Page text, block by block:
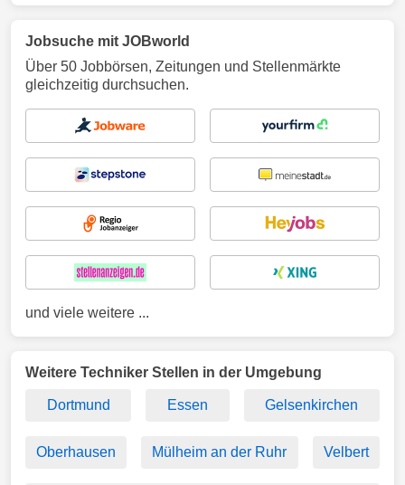
Jobsuche mit JOBworld
Über 50 Jobbörsen, Zeitungen und Stellenmärkte
gleichzeitig durchsuchen.
und viele weitere ...
Weitere Techniker Stellen in der Umgebung
Dortmund Essen Gelsenkirchen
Oberhausen Mülheim an der Ruhr Velbert